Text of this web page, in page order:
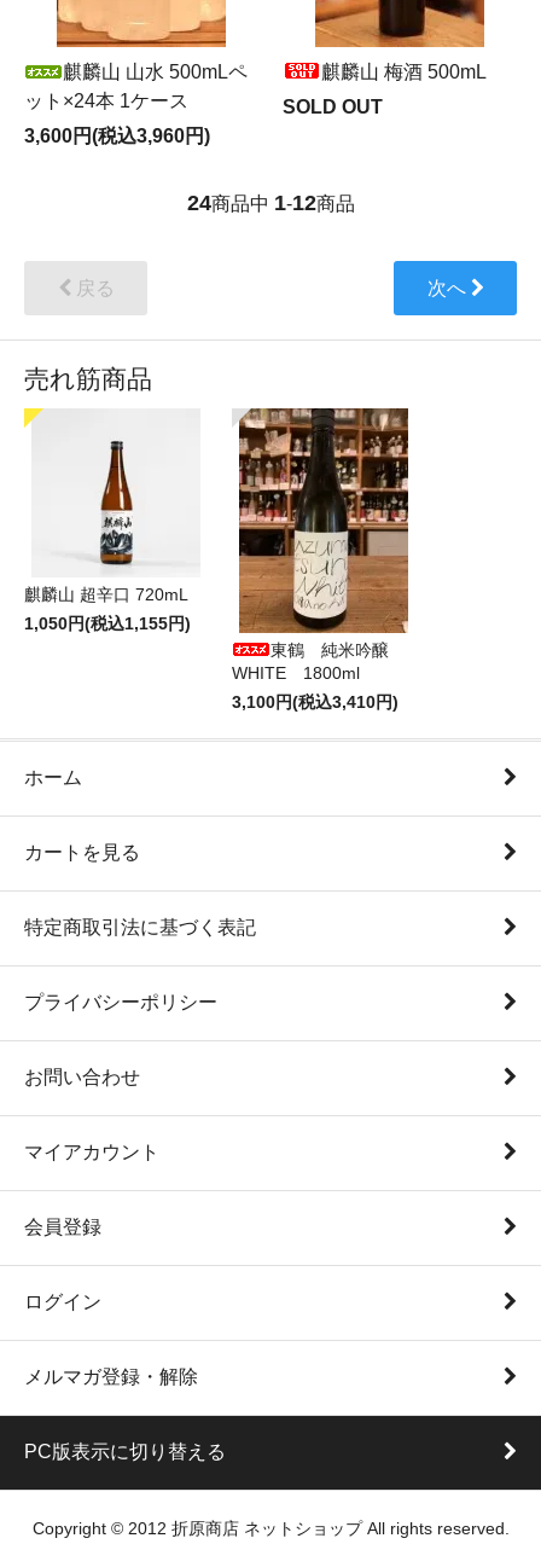
麒麟山 山水 500mLペ
ット×24本 1ケース
3,600円(税込3,960円)
麒麟山 梅酒 500mL
SOLD OUT
24商品中 1-12商品
戻る 次へ
売れ筋商品
麒麟山 超辛口 720mL
1,050円(税込1,155円)
東鶴 純米吟醸
WHITE 1800ml
3,100円(税込3,410円)
ホーム
カートを見る
特定商取引法に基づく表記
プライバシーポリシー
お問い合わせ
マイアカウント
会員登録
ログイン
メルマガ登録・解除
PC版表示に切り替える
Copyright © 2012 折原商店 ネットショップ All rights reserved.